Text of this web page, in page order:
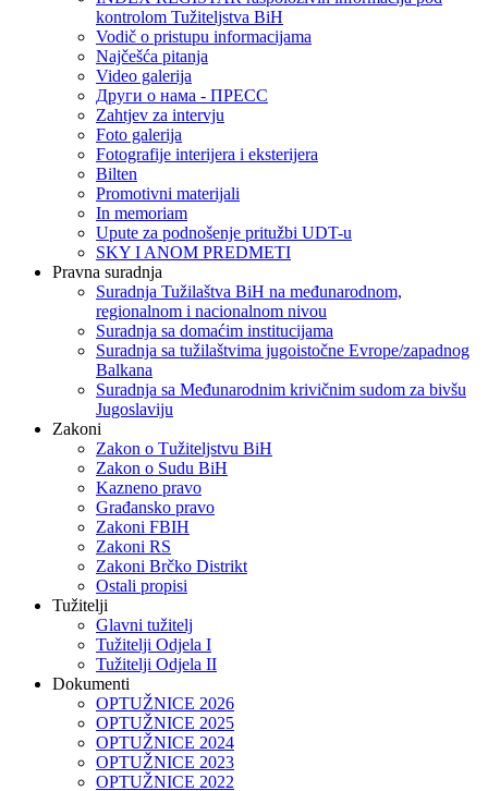
kontrolom Tužiteljstva BiH
Vodič o pristupu informacijama
Najčešća pitanja
Video galerija
Други о нама - ПРЕСC
Zahtjev za intervju
Foto galerija
Fotografije interijera i eksterijera
Bilten
Promotivni materijali
In memoriam
Upute za podnošenje pritužbi UDT-u
SKY I ANOM PREDMETI
Pravna suradnja
Suradnja Tužilaštva BiH na međunarodnom,
regionalnom i nacionalnom nivou
Suradnja sa domaćim institucijama
Suradnja sa tužilaštvima jugoistočne Evrope/zapadnog
Balkana
Suradnja sa Međunarodnim krivičnim sudom za bivšu
Jugoslaviju
Zakoni
Zakon o Тužiteljstvu BiH
Zakon o Sudu BiH
Kazneno pravo
Građansko pravo
Zakoni FBIH
Zakoni RS
Zakoni Brčko Distrikt
Ostali propisi
Tužitelji
Glavni tužitelj
Tužitelji Odjela I
Tužitelji Odjela II
Dokumenti
OPTUŽNICE 2026
OPTUŽNICE 2025
OPTUŽNICE 2024
OPTUŽNICE 2023
OPTUŽNICE 2022